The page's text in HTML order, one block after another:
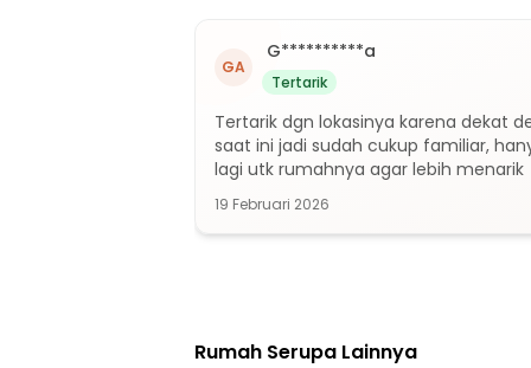
GA
G**********a
Tertarik
Tertarik dgn lokasinya karena dekat
saat ini jadi sudah cukup familiar,
lagi utk rumahnya agar lebih menarik
19 Februari 2026
Rumah Serupa Lainnya